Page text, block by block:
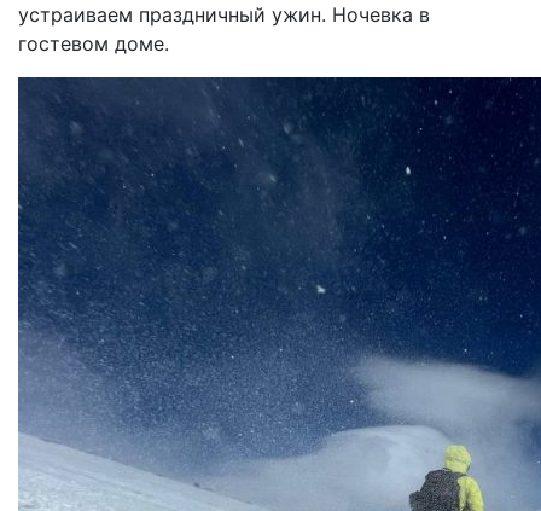
устраиваем праздничный ужин. Ночевка в
гостевом доме.